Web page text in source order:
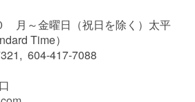
月～金曜日（祝日を除く）太平
Time）
604-417-7088